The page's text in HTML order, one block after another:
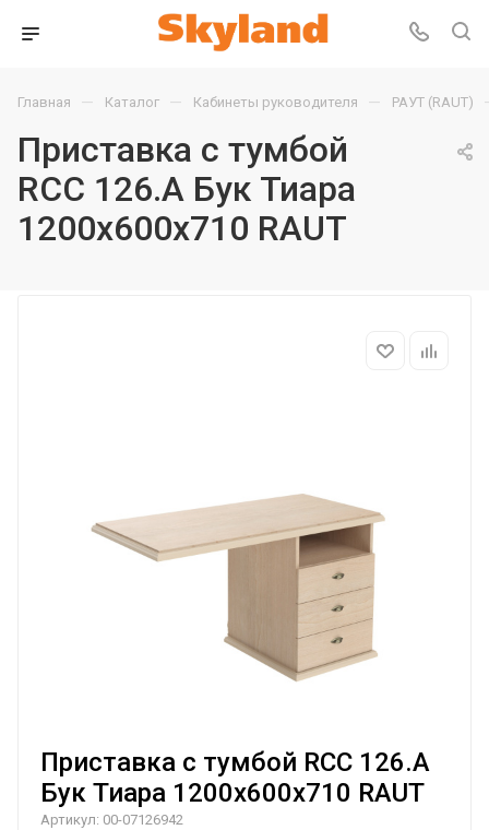
Главная — Каталог — Кабинеты руководителя — РАУТ (RAUT)
Приставка с тумбой
RCC 126.A Бук Тиара
1200х600х710 RAUT
Приставка с тумбой RCC 126.A
Бук Тиара 1200х600х710 RAUT
Артикул: 00-07126942